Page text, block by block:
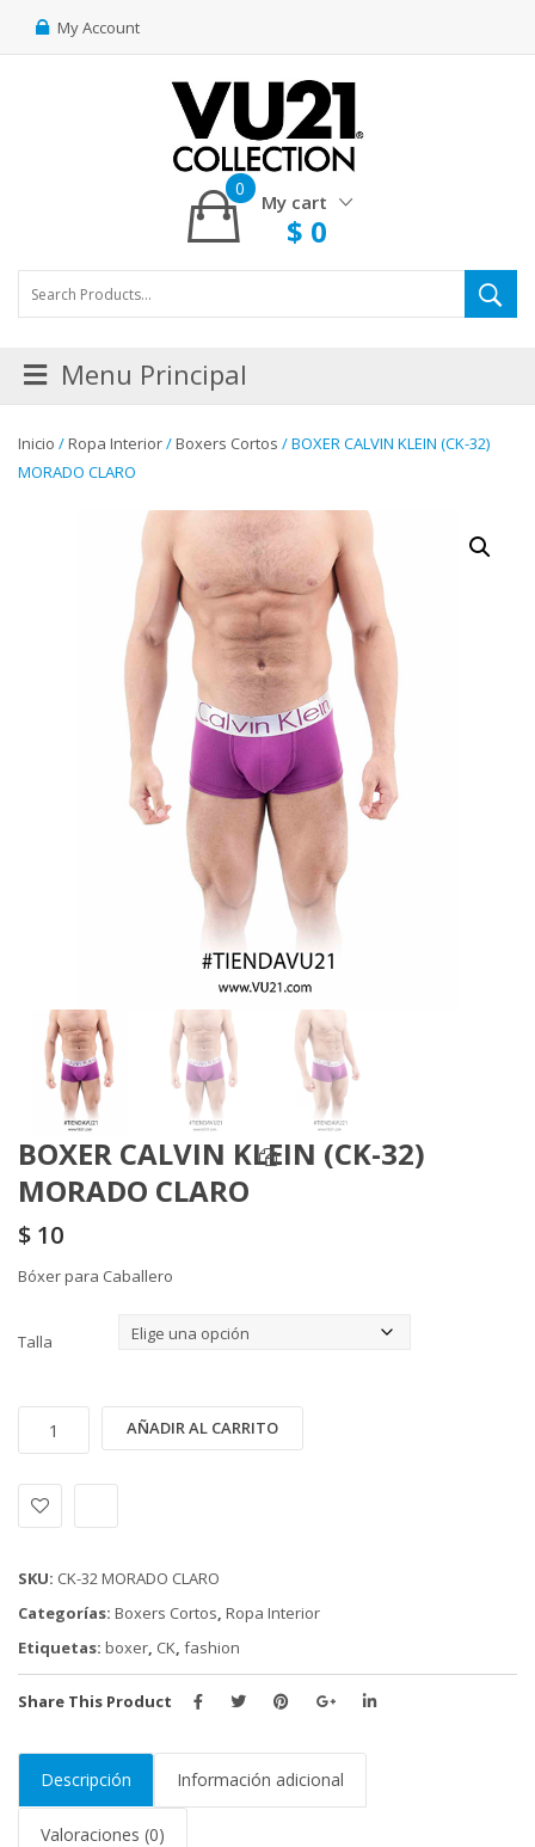
My Account
My cart
0
$ 0
Menu Principal
Inicio /Ropa Interior/Boxers Cortos / BOXER CALVIN KLEIN (CK-32)
MORADO CLARO
BOXER CALVIN KLEIN (CK-32)
MORADO CLARO
$ 10
Bóxer para Caballero
Talla
(CK-
32)
CLARO
cantidad
AÑADIR AL CARRITO
SKU: CK-32 MORADO CLARO
Categorías: Boxers Cortos Ropa Interior
Etiquetas: boxer CK fashion
Share This Product
Descripción Información adicional
Valoraciones (0)